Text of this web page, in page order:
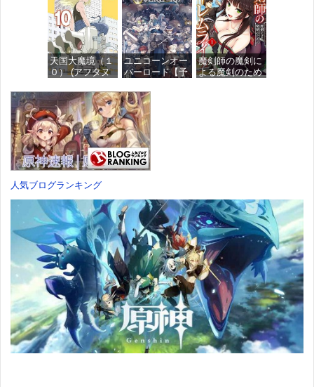
ール プラスチ
ック製 塗装済
み完成品フィギ
ュア
価格：¥4,676
け済みプラモデ
ル
価格：¥1,949
ィギュア
価格：¥13,115
天国大魔境（１
０） (アフタヌ
ス)
価格：¥759
ユニコーンオー
バーロード【予
DLC「アトラス
×ヴァニラウェ
ア 紋章セッ
ト」 同梱 -
Switch
価格：¥7,182
魔剣師の魔剣に
よる魔剣のため
人気ブログランキング